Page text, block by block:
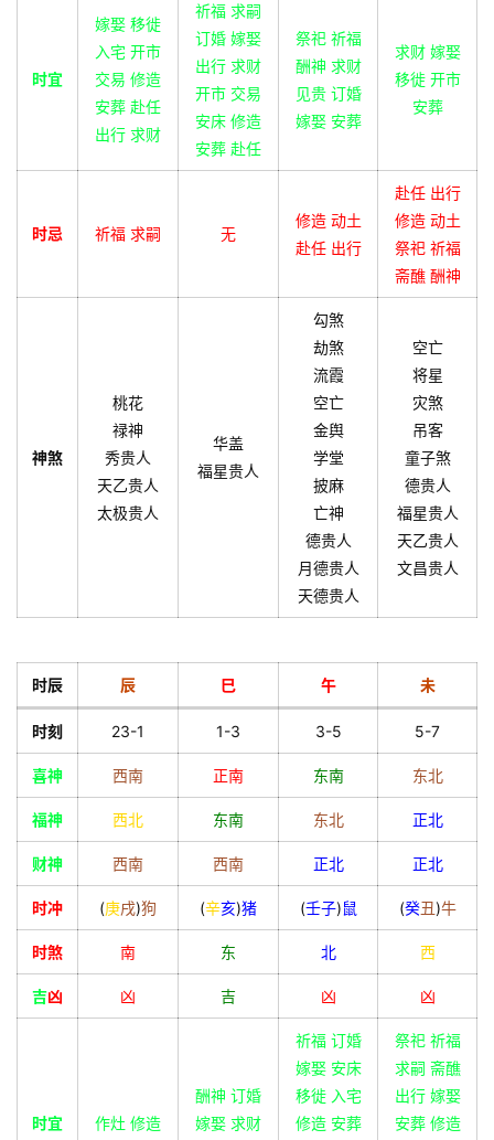
时宜
嫁娶 移徙
入宅 开市
交易 修造
安葬 赴任
出行 求财
祈福 求嗣
订婚 嫁娶
出行 求财
开市 交易
安床 修造
安葬 赴任
祭祀 祈福
酬神 求财
见贵 订婚
嫁娶 安葬
求财 嫁娶
移徙 开市
安葬
时忌 祈福 求嗣 无
修造 动土
赴任 出行
赴任 出行
修造 动土
祭祀 祈福
斋醮 酬神
神煞
桃花
禄神
秀贵人
天乙贵人
太极贵人
华盖
福星贵人
勾煞
劫煞
流霞
空亡
金舆
学堂
披麻
亡神
德贵人
月德贵人
天德贵人
空亡
将星
灾煞
吊客
童子煞
德贵人
福星贵人
天乙贵人
文昌贵人
时辰 辰 巳 午 未
时刻 23-1 1-3 3-5 5-7
喜神 西南 正南 东南 东北
福神 西北 东南 东北 正北
财神 西南 西南 正北 正北
时冲 (庚戌)狗 (辛亥)猪 (壬子)鼠 (癸丑)牛
时煞 南 东 北 西
吉凶 凶 吉 凶 凶
时宜 作灶 修造
酬神 订婚
嫁娶 求财
祈福 订婚
嫁娶 安床
移徙 入宅
修造 安葬
祭祀 祈福
求嗣 斋醮
出行 嫁娶
安葬 修造